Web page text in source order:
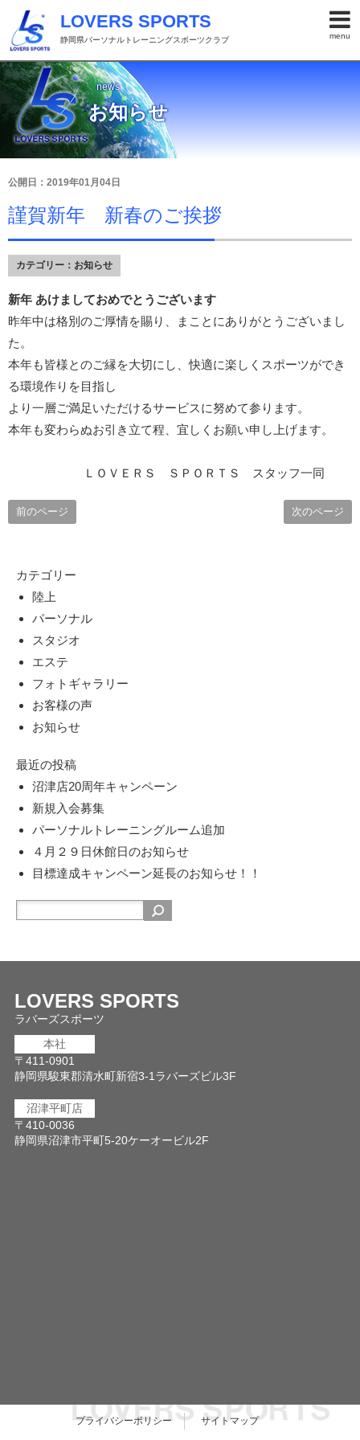
menu
LOVERS SPORTS
静岡県パーソナルトレーニングスポーツクラブ
news
お知らせ
公開日：2019年01月04日
謹賀新年 新春のご挨拶
カテゴリー： お知らせ
新年 あけましておめでとうございます
昨年中は格別のご厚情を賜り、まことにありがとうございまし
た。
本年も皆様とのご縁を大切にし、快適に楽しくスポーツができ
る環境作りを目指し
より一層ご満足いただけるサービスに努めて参ります。
本年も変わらぬお引き立て程、宜しくお願い申し上げます。
ＬＯＶＥＲＳ ＳＰＯＲＴＳ スタッフ一同
前のページ 次のページ
カテゴリー
陸上
パーソナル
スタジオ
エステ
フォトギャラリー
お客様の声
お知らせ
最近の投稿
沼津店20周年キャンペーン
新規入会募集
パーソナルトレーニングルーム追加
４月２９日休館日のお知らせ
目標達成キャンペーン延長のお知らせ！！
LOVERS SPORTS
ラバーズスポーツ
本社
〒411-0901
静岡県駿東郡清水町新宿3-1ラバーズビル3F
沼津平町店
〒410-0036
静岡県沼津市平町5-20ケーオービル2F
プライバシーポリシー サイトマップ